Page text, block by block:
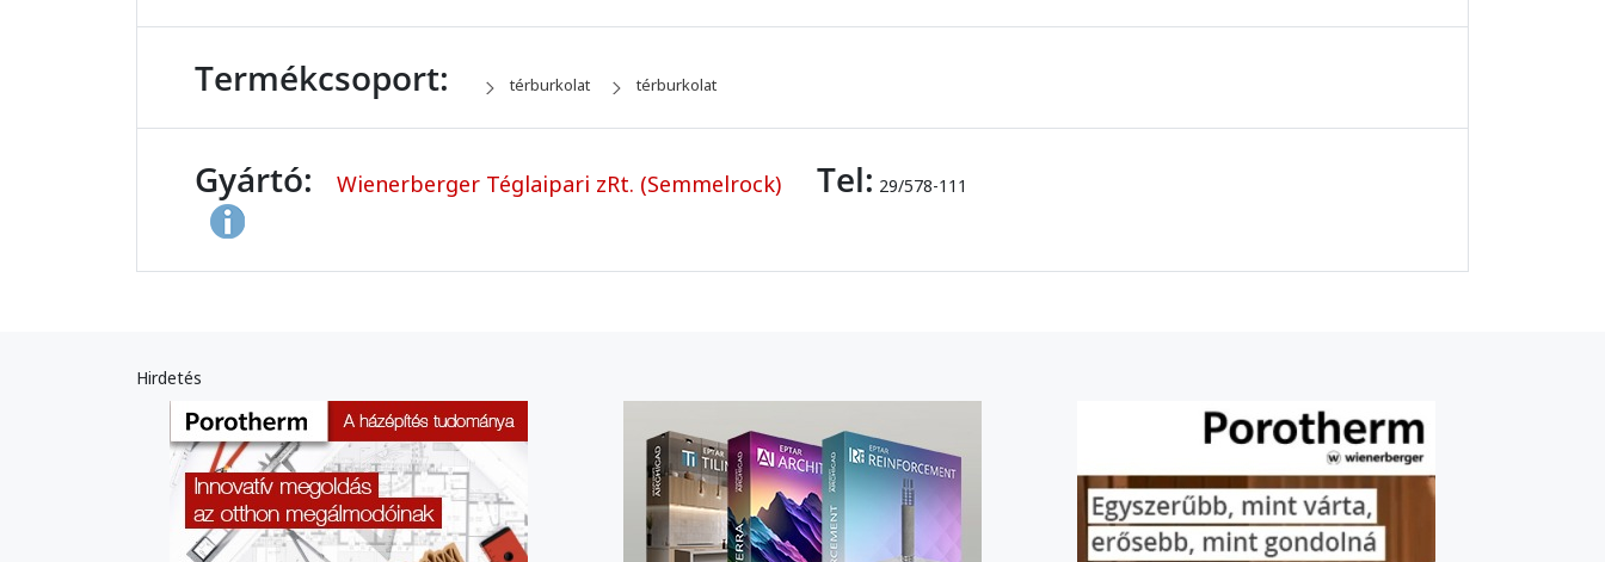
Termékcsoport: térburkolat térburkolat
Gyártó: Wienerberger Téglaipari zRt. (Semmelrock) Tel: 29/578-111
Hirdetés